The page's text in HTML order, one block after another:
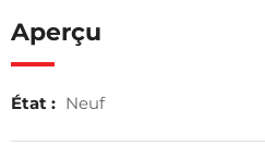
Aperçu
État : Neuf